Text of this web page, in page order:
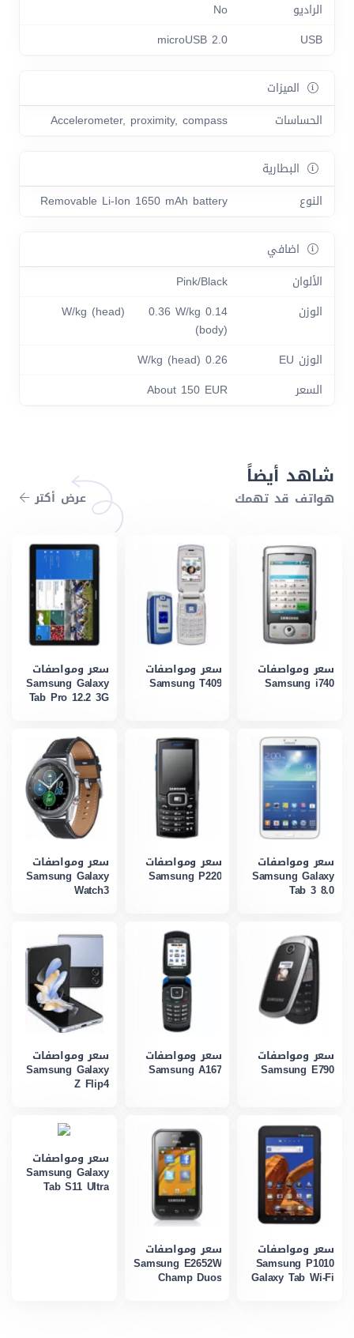
الراديو
No
USB
microUSB 2.0
الميزات
الحساسات
Accelerometer, proximity, compass
البطارية
النوع
Removable Li-Ion 1650 mAh battery
اضافي
الألوان
Pink/Black
الوزن
0.14 W/kg (head) 0.36 W/kg
(body)
الوزن EU
0.26 W/kg (head)
السعر
About 150 EUR
شاهد أيضاً
هواتف قد تهمك عرض أكتر
سعر ومواصفات
Samsung i740
سعر ومواصفات
Samsung T409
سعر ومواصفات
Samsung Galaxy
Tab Pro 12.2 3G
سعر ومواصفات
Samsung Galaxy
Tab 3 8.0
سعر ومواصفات
Samsung P220
سعر ومواصفات
Samsung Galaxy
Watch3
سعر ومواصفات
Samsung E790
سعر ومواصفات
Samsung A167
سعر ومواصفات
Samsung Galaxy
Z Flip4
سعر ومواصفات
Samsung P1010
Galaxy Tab Wi-Fi
سعر ومواصفات
Samsung E2652W
Champ Duos
سعر ومواصفات
Samsung Galaxy
Tab S11 Ultra